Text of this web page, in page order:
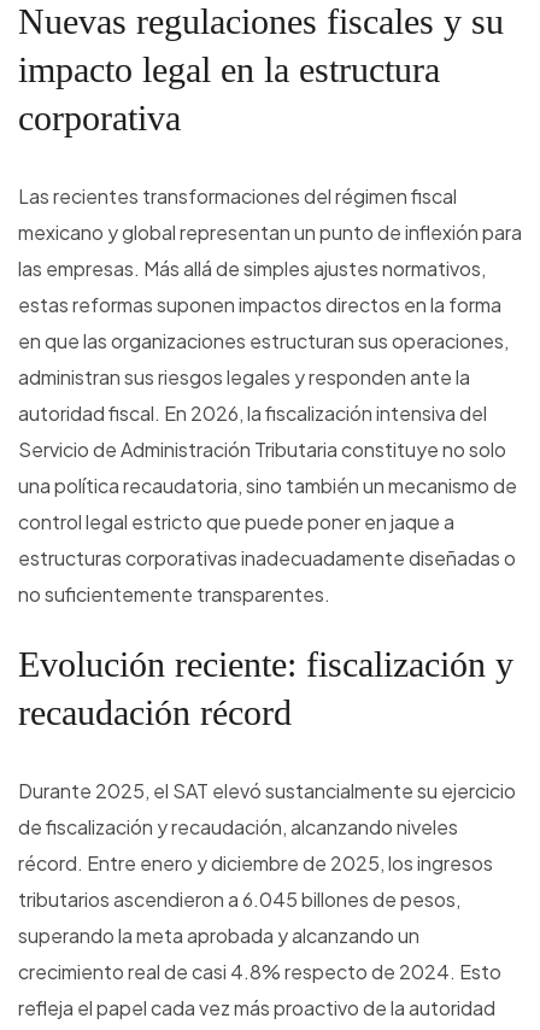
Nuevas regulaciones fiscales y su
impacto legal en la estructura
corporativa
Las recientes transformaciones del régimen fiscal
mexicano y global representan un punto de inflexión para
las empresas. Más allá de simples ajustes normativos,
estas reformas suponen impactos directos en la forma
en que las organizaciones estructuran sus operaciones,
administran sus riesgos legales y responden ante la
autoridad fiscal. En 2026, la fiscalización intensiva del
Servicio de Administración Tributaria constituye no solo
una política recaudatoria, sino también un mecanismo de
control legal estricto que puede poner en jaque a
estructuras corporativas inadecuadamente diseñadas o
no suficientemente transparentes.
Evolución reciente: fiscalización y
recaudación récord
Durante 2025, el SAT elevó sustancialmente su ejercicio
de fiscalización y recaudación, alcanzando niveles
récord. Entre enero y diciembre de 2025, los ingresos
tributarios ascendieron a 6.045 billones de pesos,
superando la meta aprobada y alcanzando un
crecimiento real de casi 4.8% respecto de 2024. Esto
refleja el papel cada vez más proactivo de la autoridad